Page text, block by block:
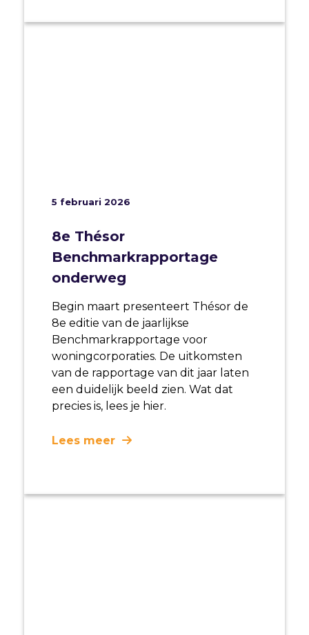
5 februari 2026
8e Thésor
Benchmarkrapportage
onderweg
Begin maart presenteert Thésor de
8e editie van de jaarlijkse
Benchmarkrapportage voor
woningcorporaties. De uitkomsten
van de rapportage van dit jaar laten
een duidelijk beeld zien. Wat dat
precies is, lees je hier.
Lees meer